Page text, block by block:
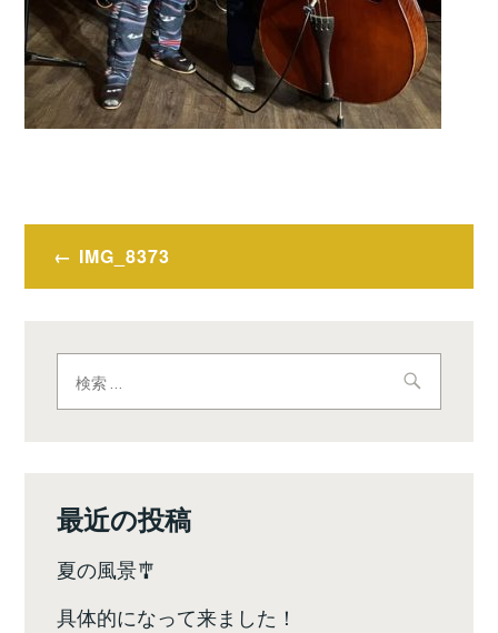
投
稿
ビ
ゲ
ョ
ン
IMG_8373
索:
最近の投稿
夏の風景🎐
具体的になって来ました！